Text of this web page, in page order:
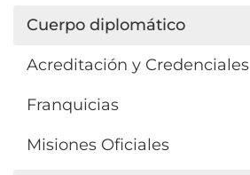
Cuerpo diplomático
Acreditación y Credenciales
Franquicias
Misiones Oficiales